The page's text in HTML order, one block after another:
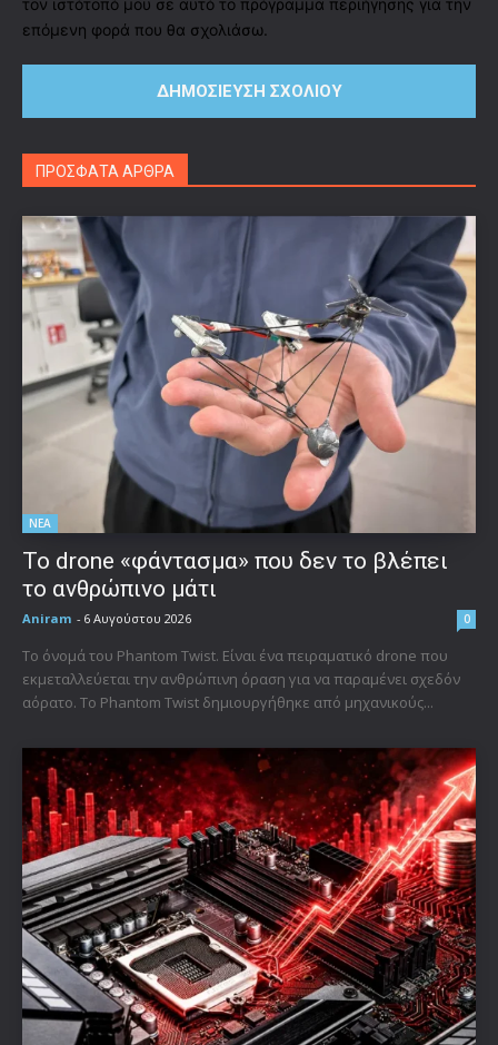
τον ιστότοπό μου σε αυτό το πρόγραμμα περιήγησης για την
επόμενη φορά που θα σχολιάσω.
ΠΡΟΣΦΑΤΑ ΑΡΘΡΑ
ΝΕΑ
Το drone «φάντασμα» που δεν το βλέπει
το ανθρώπινο μάτι
Aniram - 6 Αυγούστου 2026 0
Το όνομά του Phantom Twist. Είναι ένα πειραματικό drone που
εκμεταλλεύεται την ανθρώπινη όραση για να παραμένει σχεδόν
αόρατο. Το Phantom Twist δημιουργήθηκε από μηχανικούς...